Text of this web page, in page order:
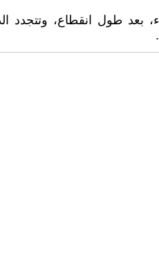
بعد طول انقطاع، وتتجدد